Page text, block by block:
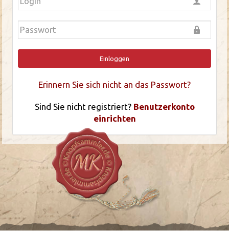
Einloggen
Erinnern Sie sich nicht an das Passwort?
Sind Sie nicht registriert? Benutzerkonto
einrichten